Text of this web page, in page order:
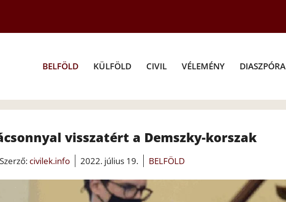
BELFÖLD KÜLFÖLD CIVIL VÉLEMÉNY DIASZPÓRA
visszatért a Demszky-korszak
Szerző: civilek.info 2022. július 19. BELFÖLD